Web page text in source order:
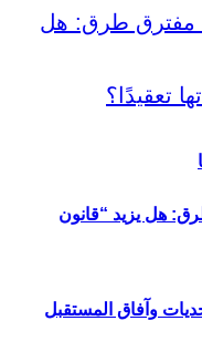
هل يزيد “قانون
وآفاق المستقبل